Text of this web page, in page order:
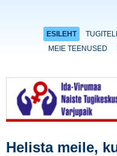
ESILEHT
MEIE TEENUSED
Helista meile,